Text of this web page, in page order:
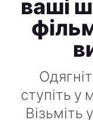
ваші
ступіть у
Візьміть